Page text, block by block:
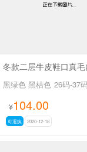
黑绿色 黑桔色 26码-37
¥104.00
可退换 2020-12-18